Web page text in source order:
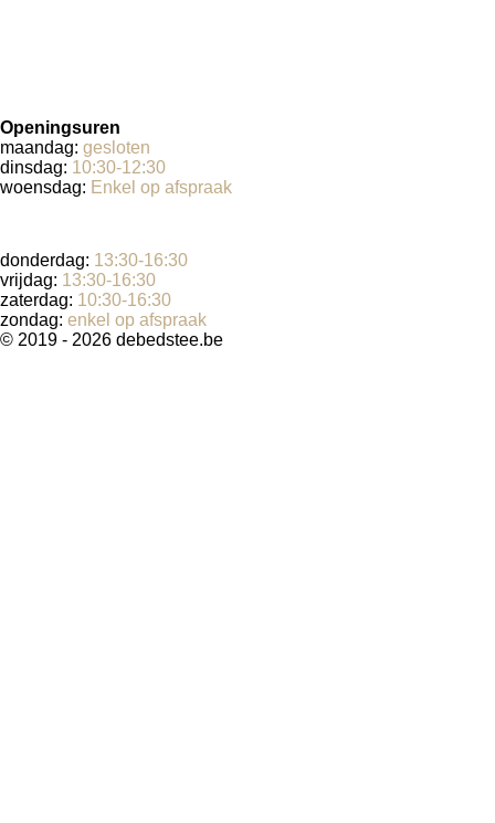
Openingsuren
maandag: gesloten
dinsdag: 10:30-12:30
woensdag: Enkel op afspraak
donderdag: 13:30-16:30
vrijdag: 13:30-16:30
zaterdag: 10:30-16:30
zondag: enkel op afspraak
© 2019 - 2026 debedstee.be